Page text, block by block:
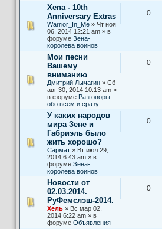
Xena - 10th
Anniversary Extras
Warrior_In_Me » Чт ноя
06, 2014 12:21 am » в
форуме Зена-
королева воинов
0
Мои песни
Вашему
вниманию
Дмитрий Лычагин » Сб
авг 30, 2014 10:13 am »
в форуме Разговоры
обо всем и сразу
0
У каких народов
мира Зене и
Габриэль было
жить хорошо?
Сармат » Вт июл 29,
2014 6:43 am » в
форуме Зена-
королева воинов
0
Новости от
02.03.2014.
РуФемслэш-2014.
Хель » Вс мар 02,
2014 6:22 am » в
форуме Объявления
0